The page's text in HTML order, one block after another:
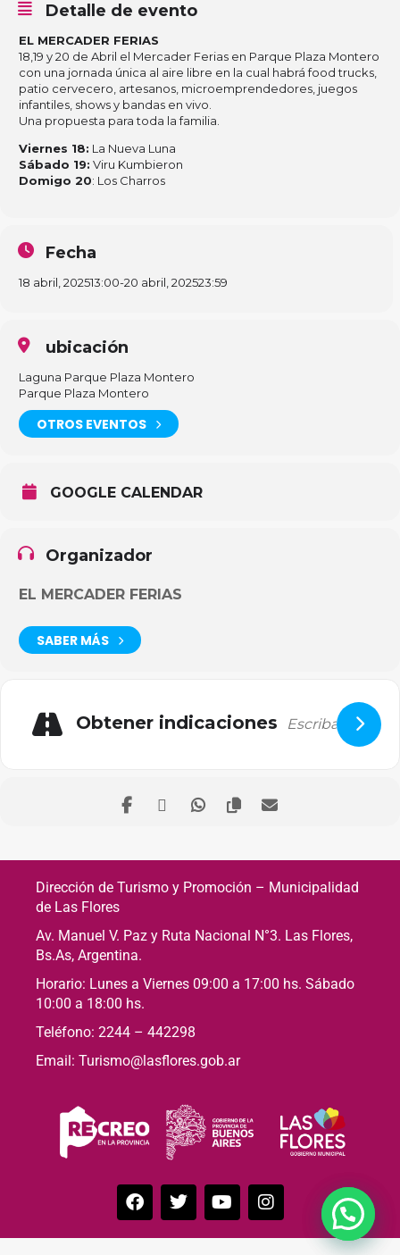
Detalle de evento
EL MERCADER FERIAS
18,19 y 20 de Abril el Mercader Ferias en Parque Plaza Montero
con una jornada única al aire libre en la cual habrá food trucks,
patio cervecero, artesanos, microemprendedores, juegos
infantiles, shows y bandas en vivo.
Una propuesta para toda la familia.
Viernes 18: La Nueva Luna
Sábado 19: Viru Kumbieron
Domigo 20: Los Charros
Fecha
18 abril, 202513:00-20 abril, 202523:59
ubicación
Laguna Parque Plaza Montero
Parque Plaza Montero
OTROS EVENTOS
GOOGLE CALENDAR
Organizador
EL MERCADER FERIAS
SABER MÁS
Obtener indicaciones
Dirección de Turismo y Promoción – Municipalidad
de Las Flores
Av. Manuel V. Paz y Ruta Nacional N°3. Las Flores,
Bs.As, Argentina.
Horario: Lunes a Viernes 09:00 a 17:00 hs. Sábado
10:00 a 18:00 hs.
Teléfono: 2244 – 442298
Email: Turismo@lasflores.gob.ar